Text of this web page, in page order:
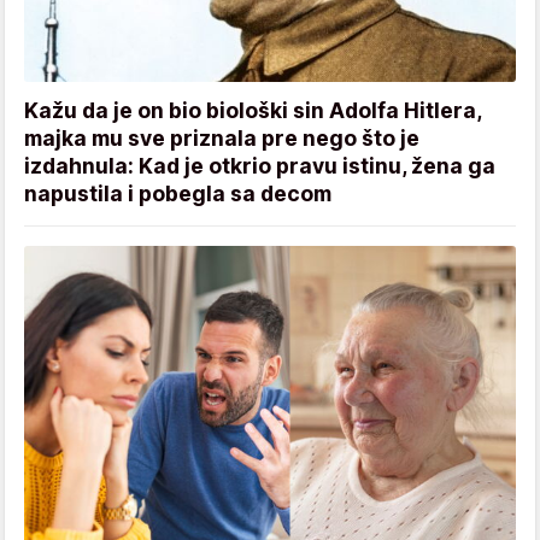
Kažu da je on bio biološki sin Adolfa Hitlera,
majka mu sve priznala pre nego što je
izdahnula: Kad je otkrio pravu istinu, žena ga
napustila i pobegla sa decom